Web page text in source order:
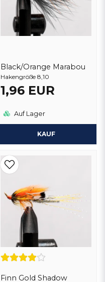
Black/Orange Marabou
Hakengröße 8,10
1,96 EUR
Auf Lager
KAUF
Finn Gold Shadow